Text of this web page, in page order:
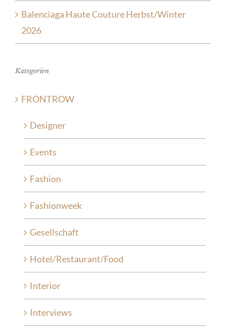
Balenciaga Haute Couture Herbst/Winter
2026
Kategorien
FRONTROW
Designer
Events
Fashion
Fashionweek
Gesellschaft
Hotel/Restaurant/Food
Interior
Interviews